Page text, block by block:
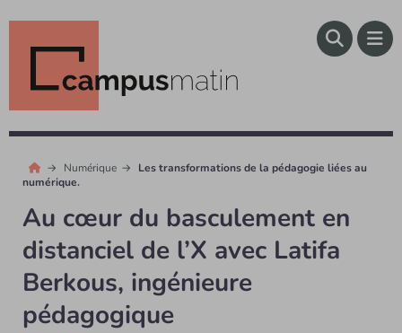
Numérique
Les transformations de la pédagogie liées au
numérique.
Au cœur du basculement en
distanciel de l’X avec Latifa
Berkous, ingénieure
pédagogique